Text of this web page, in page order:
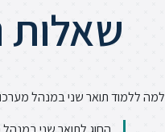
שאלות
למה ללמוד תואר שני במנהל